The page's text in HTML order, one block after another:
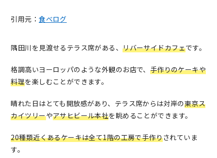
引用元：食べログ
隅田川を見渡せるテラス席がある、リバーサイドカフェです。
格調高いヨーロッパのような外観のお店で、 手作りのケーキや
料理を楽しむことができます。
晴れた日はとても開放感があり、テラス席からは対岸の東京ス
カイツリーやアサヒビール本社を眺めることができます。
20種類近くあるケーキは全て1階の工房で手作りされていま
す。